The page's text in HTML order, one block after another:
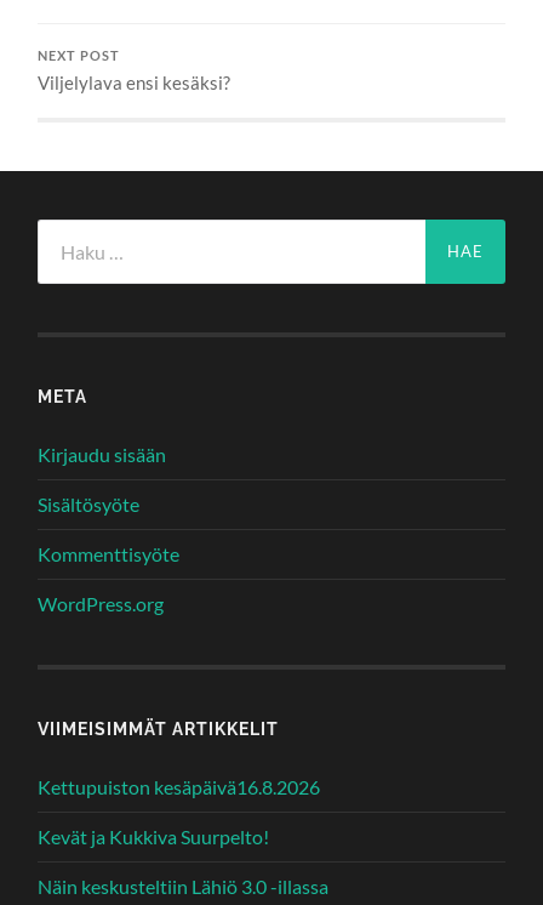
NEXT POST
Viljelylava ensi kesäksi?
META
Kirjaudu sisään
Sisältösyöte
Kommenttisyöte
WordPress.org
VIIMEISIMMÄT ARTIKKELIT
Kettupuiston kesäpäivä16.8.2026
Kevät ja Kukkiva Suurpelto!
Näin keskusteltiin Lähiö 3.0 -illassa